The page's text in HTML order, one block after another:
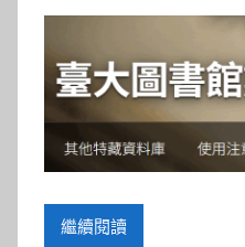
考
服
務
部
繼續閱讀